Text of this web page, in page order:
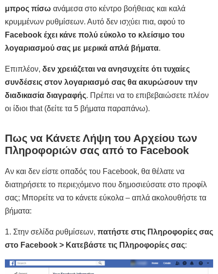
μπρος πίσω ανάμεσα στο κέντρο βοήθειας και καλά
κρυμμένων ρυθμίσεων. Αυτό δεν ισχύει πια, αφού το
Facebook έχει κάνε πολύ εύκολο το κλείσιμο του
λογαριασμού σας με μερικά απλά βήματα.
Επιπλέον, δεν χρειάζεται να ανησυχείτε ότι τυχαίες
συνδέσεις στον λογαριασμό σας θα ακυρώσουν την
διαδικασία διαγραφής. Πρέπει να το επιβεβαιώσετε πλέον
οι ίδιοι that (δείτε τα 5 βήματα παραπάνω).
Πως να Κάνετε Λήψη του Αρχείου των
Πληροφοριών σας από το Facebook
Αν και δεν είστε οπαδός του Facebook, θα θέλατε να
διατηρήσετε το περιεχόμενο που δημοσιεύσατε στο προφίλ
σας; Μπορείτε να το κάνετε εύκολα – απλά ακολουθήστε τα
βήματα:
1. Στην σελίδα ρυθμίσεων, πατήστε στις Πληροφορίες σας
στο Facebook > Κατεβάστε τις Πληροφορίες σας: